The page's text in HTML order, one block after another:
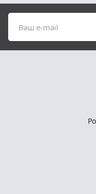
Ваш e-mail